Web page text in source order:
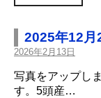
2025年12月
2026年2月13日
写真をアップし
す。5頭産…